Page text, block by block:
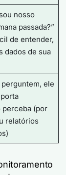
nosso
passada?”
de entender,
dados de sua
ele
perceba (por
relatórios